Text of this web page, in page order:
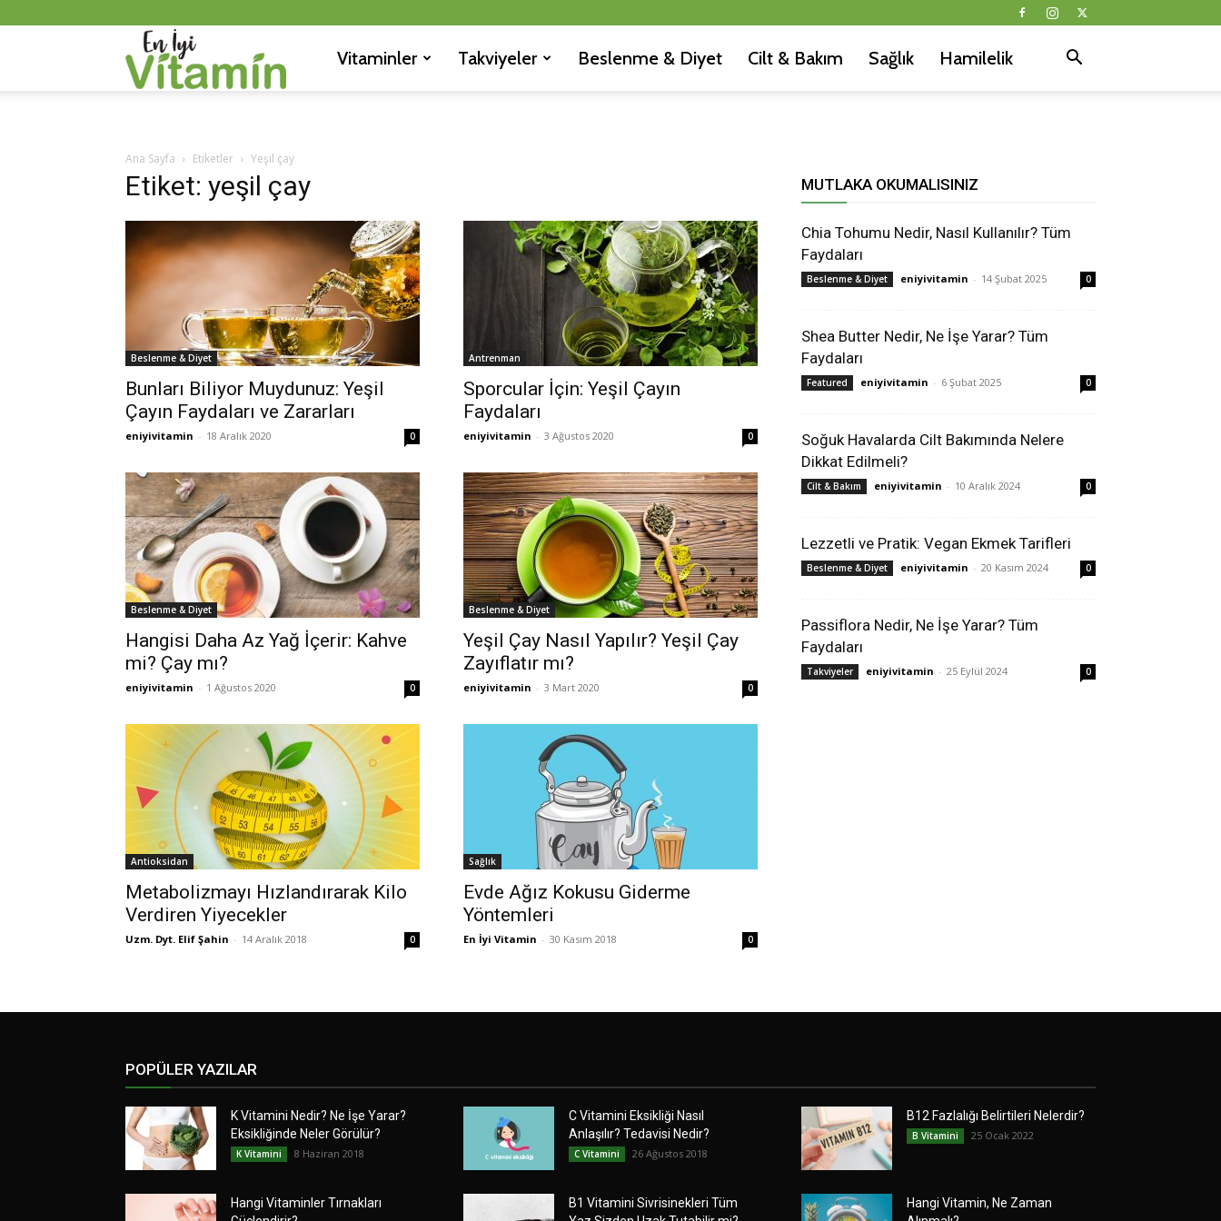
Vitamin
Vitaminler Takviyeler Beslenme & Diyet Cilt & Bakım Sağlık Hamilelik
Ana Sayfa Etiketler Yeşil çay
Etiket: yeşil çay
Beslenme & Diyet
Bunları Biliyor Muydunuz: Yeşil
Çayın Faydaları ve Zararları
eniyivitamin - 18 Aralık 2020 0
Antrenman
Sporcular İçin: Yeşil Çayın
Faydaları
eniyivitamin - 3 Ağustos 2020 0
Beslenme & Diyet
Hangisi Daha Az Yağ İçerir: Kahve
mi? Çay mı?
eniyivitamin - 1 Ağustos 2020 0
Beslenme & Diyet
Yeşil Çay Nasıl Yapılır? Yeşil Çay
Zayıflatır mı?
eniyivitamin - 3 Mart 2020 0
Antioksidan
Metabolizmayı Hızlandırarak Kilo
Verdiren Yiyecekler
Uzm. Dyt. Elif Şahin - 14 Aralık 2018 0
Sağlık
Evde Ağız Kokusu Giderme
Yöntemleri
En İyi Vitamin - 30 Kasım 2018 0
MUTLAKA OKUMALISINIZ
Chia Tohumu Nedir, Nasıl Kullanılır? Tüm
Faydaları
Beslenme & Diyet eniyivitamin - 14 Şubat 2025 0
Shea Butter Nedir, Ne İşe Yarar? Tüm
Faydaları
Featured eniyivitamin - 6 Şubat 2025 0
Soğuk Havalarda Cilt Bakımında Nelere
Dikkat Edilmeli?
Cilt & Bakım eniyivitamin - 10 Aralık 2024 0
Lezzetli ve Pratik: Vegan Ekmek Tarifleri
Beslenme & Diyet eniyivitamin - 20 Kasım 2024 0
Passiflora Nedir, Ne İşe Yarar? Tüm
Faydaları
Takviyeler eniyivitamin - 25 Eylül 2024 0
POPÜLER YAZILAR
K Vitamini Nedir? Ne İşe Yarar?
Eksikliğinde Neler Görülür?
K Vitamini 8 Haziran 2018
C Vitamini Eksikliği Nasıl
Anlaşılır? Tedavisi Nedir?
C Vitamini 26 Ağustos 2018
B12 Fazlalığı Belirtileri Nelerdir?
B Vitamini 25 Ocak 2022
Hangi Vitaminler Tırnakları
B1 Vitamini Sivrisinekleri Tüm
Hangi Vitamin, Ne Zaman